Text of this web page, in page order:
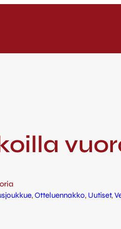
, Otteluennakko, Uutiset,